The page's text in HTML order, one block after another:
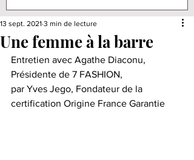
Une femme à la barre
13 sept. 2021 3 min de lecture
Entretien avec Agathe Diaconu,
Présidente de 7 FASHION,
par Yves Jego, Fondateur de la
certification Origine France Garantie